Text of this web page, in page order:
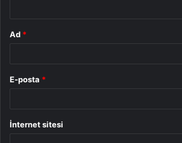
Ad *
E-posta *
İnternet sitesi